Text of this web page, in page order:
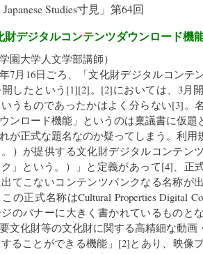
Studies寸見 」第64回
財デジタルコンテンツダウンロード機
園大学人文学部講師）
7月16日ごろ、「文化財デジタルコンテ
したという[1][2]。[2]においては、3月
うものであったかはよく分らない[3]。
ンロード機能」というのは稟議書に仮
が正式な題名なのか疑ってしまう。利用
）が提供する文化財デジタルコンテ
ク」という。）」と定義があって[4]、正
てこないコンテンツバンクなる名称が
の正式名称はCultural Properties Digital
のバナーに大きく書かれているものと
要文化財等の文化財に関する高精細な動
ることができる機能」[2]とあり、映像